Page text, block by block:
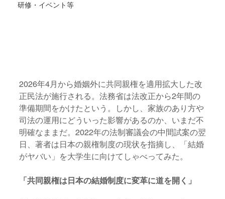
研修・イベント等
2026年4月から婚姻外に共同親権を適用拡大した改
正民法が施行される。法務省は法改正から2年間の
準備期間をかけたという。しかし、家族のあり方や
司法の運用にどういった影響があるのか、いまだ不
明確なままだ。2022年の法制審議会の中間試案の翌
日、著者は日本の親権制度の現状を指摘し、「結婚
がヤバい」を大学生に向けてしゃべってみた。
「共同親権は日本の結婚制度に変革に道を開く」